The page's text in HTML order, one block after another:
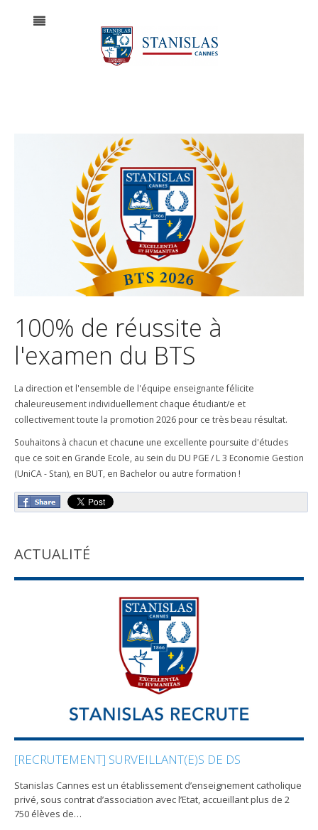
100% de réussite à
l'examen du BTS
La direction et l'ensemble de l'équipe enseignante félicite
chaleureusement individuellement chaque étudiant/e et
collectivement toute la promotion 2026 pour ce très beau résultat.
Souhaitons à chacun et chacune une excellente poursuite d'études
que ce soit en Grande Ecole, au sein du DU PGE / L 3 Economie Gestion
(UniCA - Stan), en BUT, en Bachelor ou autre formation !
ACTUALITÉ
[RECRUTEMENT] SURVEILLANT(E)S DE DS
Stanislas Cannes est un établissement d’enseignement catholique
privé, sous contrat d’association avec l’Etat, accueillant plus de 2
750 élèves de…